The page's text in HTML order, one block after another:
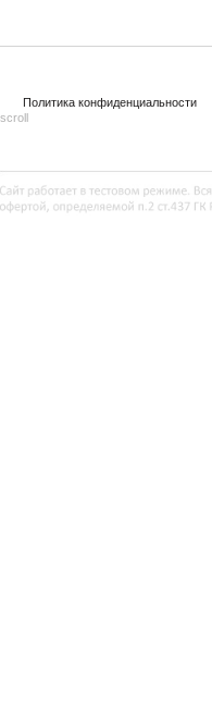
Политика конфиденциальности
scroll